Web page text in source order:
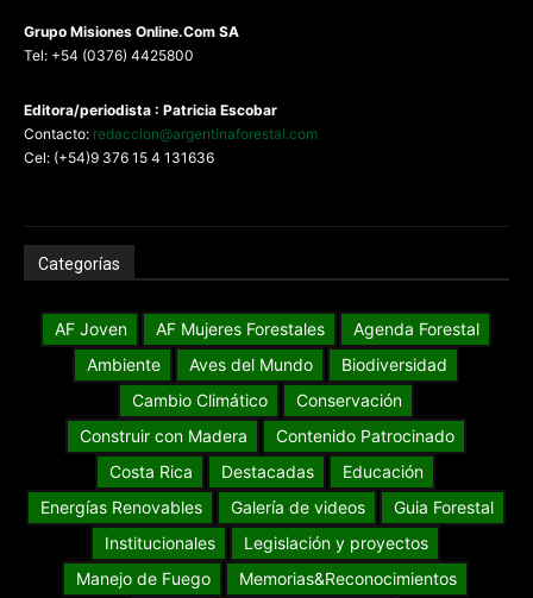
Grupo Misiones Online.Com SA
Tel: +54 (0376) 4425800
Editora/periodista : Patricia Escobar
Contacto: redaccion@argentinaforestal.com
Cel: (+54)9 376 15 4 131636
Categorías
AF Joven AF Mujeres Forestales
Agenda Forestal
Ambiente
Aves del Mundo
Biodiversidad
Cambio Climático
Conservación
Construir con Madera
Contenido Patrocinado
Costa Rica
Destacadas
Educación
Energías Renovables
Galería de videos
Guia Forestal
Institucionales
Legislación y proyectos
Manejo de Fuego
Memorias&Reconocimientos